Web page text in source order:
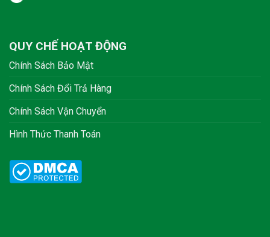
QUY CHẾ HOẠT ĐỘNG
Chính Sách Bảo Mật
Chính Sách Đổi Trả Hàng
Chính Sách Vận Chuyển
Hình Thức Thanh Toán